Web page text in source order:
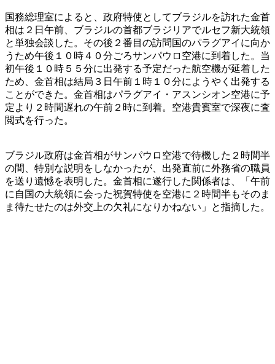
国務総理室によると、政府特使としてブラジルを訪れた金首
相は２日午前、ブラジルの首都ブラジリアでルセフ新大統領
と単独会談した。その後２番目の訪問国のパラグアイに向か
うため午後１０時４０分ごろサンパウロ空港に到着した。当
初午後１０時５５分に出発する予定だった航空機が延着した
ため、金首相は結局３日午前１時１０分にようやく出発する
ことができた。金首相はパラグアイ・アスンシオン空港に予
定より２時間遅れの午前２時に到着。空港貴賓室で深夜に査
閲式を行った。
ブラジル政府は金首相がサンパウロ空港で待機した２時間半
の間、特別な説明をしなかったが、出発直前に外務省の職員
を送り遺憾を表明した。金首相に遂行した関係者は、「午前
に自国の大統領に会った祝賀特使を空港に２時間半もそのま
ま待たせたのは外交上の欠礼になりかねない」と指摘した。